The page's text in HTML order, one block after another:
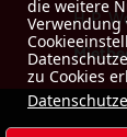
H-P.
die weitere
Verwendung
zu Cookies